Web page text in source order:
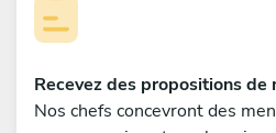
Recevez des propositions de
Nos chefs concevront des